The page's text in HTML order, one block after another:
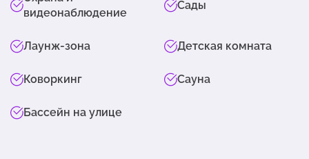
видеонаблюдение
Сады
Лаунж-зона Детская комната
Коворкинг Сауна
Бассейн на улице